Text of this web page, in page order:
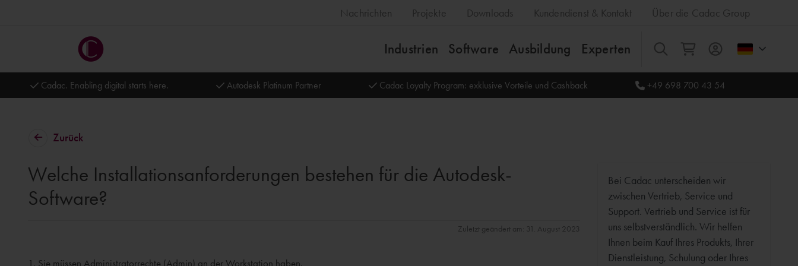
Nachrichten Projekte Downloads Kundendienst & Kontakt Über die Cadac Group
Industrien Software Ausbildung Experten Alles
Cadac. Enabling digital starts here. Autodesk Platinum Partner Cadac Loyalty Program: exklusive Vorteile und Cashback +49 698 700 43 54
Zurück
Welche Installationsanforderungen bestehen für die Autodesk-
Software?
Zuletzt geändert am: 31. August 2023
1. Sie müssen Administratorrechte (Admin) an der Workstation haben.
Bei Cadac unterscheiden wir
zwischen Vertrieb, Service und
Support. Vertrieb und Service ist für
uns selbstverständlich. Wir helfen
Ihnen beim Kauf Ihres Produkts, Ihrer
Dienstleistung, Schulung oder Ihres